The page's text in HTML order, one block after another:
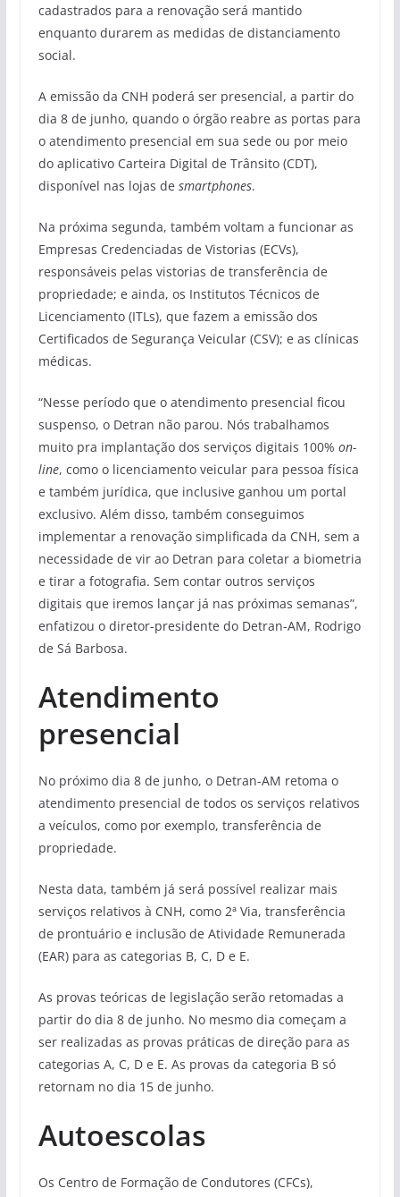
cadastrados para a renovação será mantido
enquanto durarem as medidas de distanciamento
social.
A emissão da CNH poderá ser presencial, a partir do
dia 8 de junho, quando o órgão reabre as portas para
o atendimento presencial em sua sede ou por meio
do aplicativo Carteira Digital de Trânsito (CDT),
disponível nas lojas de smartphones.
Na próxima segunda, também voltam a funcionar as
Empresas Credenciadas de Vistorias (ECVs),
responsáveis pelas vistorias de transferência de
propriedade; e ainda, os Institutos Técnicos de
Licenciamento (ITLs), que fazem a emissão dos
Certificados de Segurança Veicular (CSV); e as clínicas
médicas.
“Nesse período que o atendimento presencial ficou
suspenso, o Detran não parou. Nós trabalhamos
muito pra implantação dos serviços digitais 100% on-
line, como o licenciamento veicular para pessoa física
e também jurídica, que inclusive ganhou um portal
exclusivo. Além disso, também conseguimos
implementar a renovação simplificada da CNH, sem a
necessidade de vir ao Detran para coletar a biometria
e tirar a fotografia. Sem contar outros serviços
digitais que iremos lançar já nas próximas semanas”,
enfatizou o diretor-presidente do Detran-AM, Rodrigo
de Sá Barbosa.
Atendimento
presencial
No próximo dia 8 de junho, o Detran-AM retoma o
atendimento presencial de todos os serviços relativos
a veículos, como por exemplo, transferência de
propriedade.
Nesta data, também já será possível realizar mais
serviços relativos à CNH, como 2ª Via, transferência
de prontuário e inclusão de Atividade Remunerada
(EAR) para as categorias B, C, D e E.
As provas teóricas de legislação serão retomadas a
partir do dia 8 de junho. No mesmo dia começam a
ser realizadas as provas práticas de direção para as
categorias A, C, D e E. As provas da categoria B só
retornam no dia 15 de junho.
Autoescolas
Os Centro de Formação de Condutores (CFCs),